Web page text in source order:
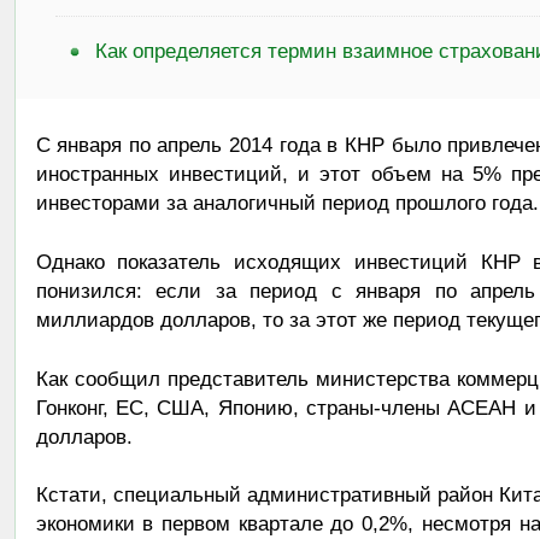
Как определяется термин взаимное
С января по апрель 2014 года в КНР было
иностранных инвестиций, и этот объем на 5%
инвесторами за аналогичный период прошлого года.
Однако показатель исходящих инвестиций КНР
понизился: если за период с января по
миллиардов долларов, то за этот же период
Как сообщил представитель министерства
Гонконг, ЕС, США, Японию, страны-члены АСЕАН и
долларов.
Кстати, специальный административный район
экономики в первом квартале до 0,2%, несмотря